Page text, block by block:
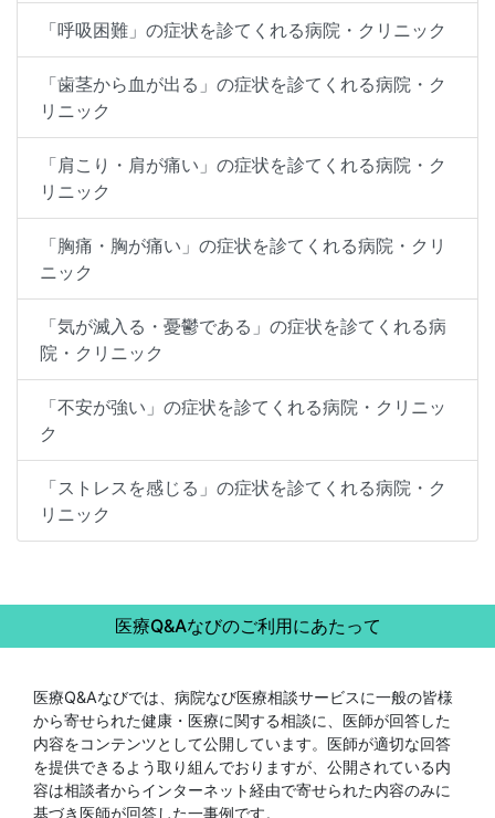
「呼吸困難」の症状を診てくれる病院・クリニック
「歯茎から血が出る」の症状を診てくれる病院・ク
リニック
「肩こり・肩が痛い」の症状を診てくれる病院・ク
リニック
「胸痛・胸が痛い」の症状を診てくれる病院・クリ
ニック
「気が滅入る・憂鬱である」の症状を診てくれる病
院・クリニック
「不安が強い」の症状を診てくれる病院・クリニッ
ク
「ストレスを感じる」の症状を診てくれる病院・ク
リニック
医療Q&Aなびのご利用にあたって
医療Q&Aなびでは、病院なび医療相談サービスに一般の皆様
から寄せられた健康・医療に関する相談に、医師が回答した
内容をコンテンツとして公開しています。医師が適切な回答
を提供できるよう取り組んでおりますが、公開されている内
容は相談者からインターネット経由で寄せられた内容のみに
基づき医師が回答した一事例です。